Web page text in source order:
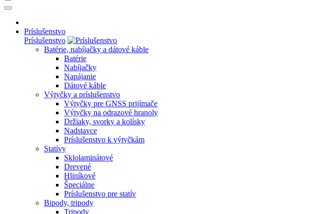
Príslušenstvo
Príslušenstvo
Batérie, nabíjačky a dátové káble
Batérie
Nabíjačky
Napájanie
Dátové káble
Výtyčky a príslušenstvo
Výtyčky pre GNSS prijímače
Výtyčky na odrazové hranoly
Držiaky, svorky a kolísky
Nadstavce
Príslušenstvo k výtyčkám
Statívy
Sklolaminátové
Drevené
Hliníkové
Špeciálne
Príslušenstvo pre statív
Bipody, tripody
Tripody